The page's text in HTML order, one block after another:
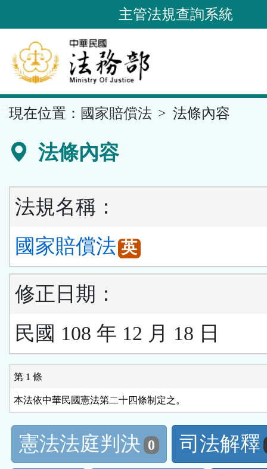
到
要
內
容
區
主管法規查詢系統
現在位置： 國家賠償法 法條內容
法條內容
法規名稱：
國家賠償法 英
修正日期：
民國 108 年 12 月 18 日
第 1 條
憲法法庭判決 0
司法解釋